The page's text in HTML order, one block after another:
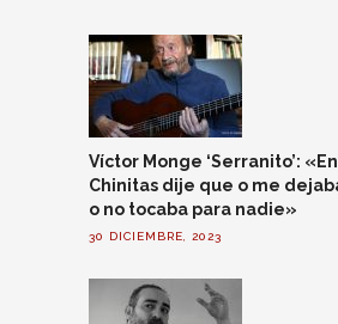
Víctor Monge ‘Serranito’:
Chinitas dije que o me
o no tocaba para nadie»
30 DICIEMBRE, 2023